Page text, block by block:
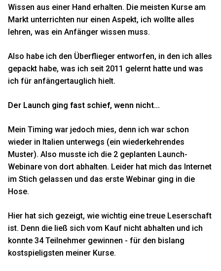
Wissen aus einer Hand erhalten. Die meisten Kurse am
Markt unterrichten nur einen Aspekt, ich wollte alles
lehren, was ein Anfänger wissen muss.
Also habe ich den Überflieger entworfen, in den ich alles
gepackt habe, was ich seit 2011 gelernt hatte und was
ich für anfängertauglich hielt.
Der Launch ging fast schief, wenn nicht...
Mein Timing war jedoch mies, denn ich war schon
wieder in Italien unterwegs (ein wiederkehrendes
Muster). Also musste ich die 2 geplanten Launch-
Webinare von dort abhalten. Leider hat mich das Internet
im Stich gelassen und das erste Webinar ging in die
Hose.
Hier hat sich gezeigt, wie wichtig eine treue Leserschaft
ist. Denn die ließ sich vom Kauf nicht abhalten und ich
konnte 34 Teilnehmer gewinnen - für den bislang
kostspieligsten meiner Kurse.